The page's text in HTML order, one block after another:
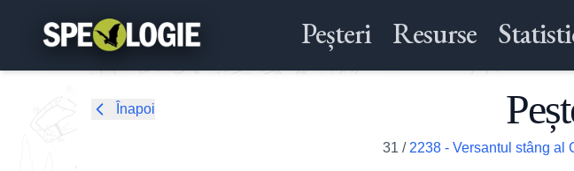
Peșteri Resurse
Înapoi
31 / 2238 - Versantul stâng al